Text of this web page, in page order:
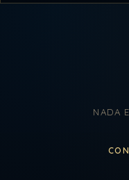
NADA